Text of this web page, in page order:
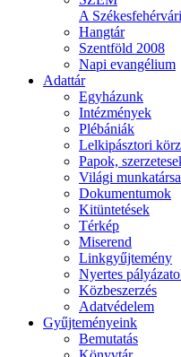
A
Hangtár
Szentföld 2008
Napi evangélium
Adattár
Egyházunk
Intézmények
Plébániák
Lelkipásztori
Papok,
Világi
Dokumentumok
Kitüntetések
Térkép
Miserend
Linkgyűjtemény
Nyertes
Közbeszerzés
Adatvédelem
Gyűjteményeink
Bemutatás